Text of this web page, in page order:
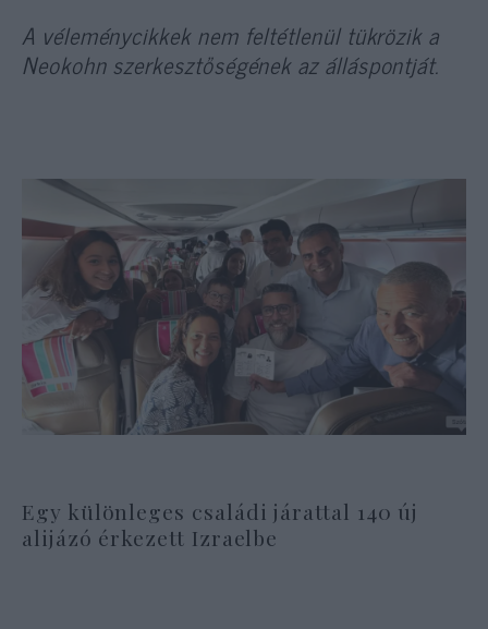
A véleménycikkek nem feltétlenül tükrözik a
Neokohn szerkesztőségének az álláspontját.
Egy különleges családi járattal 140 új
alijázó érkezett Izraelbe